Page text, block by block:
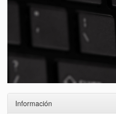
Información